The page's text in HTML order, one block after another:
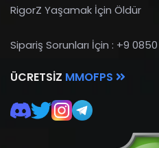
RigorZ Yaşamak İçin Öldür
Sipariş Sorunları İçin : +9
ÜCRETSIZ MMOFPS